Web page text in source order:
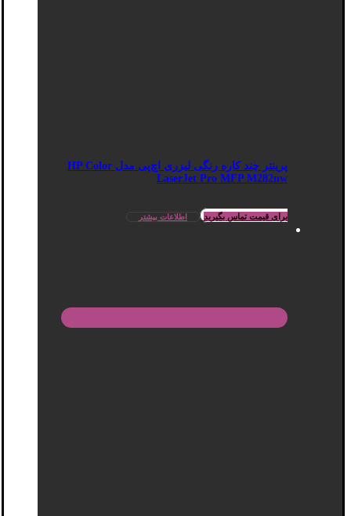
پرینتر چند کاره رنگی لیزری اچ‌پی مدل HP Color
LaserJet Pro MFP M282nw
برای قیمت تماس بگیرید اطلاعات بیشتر